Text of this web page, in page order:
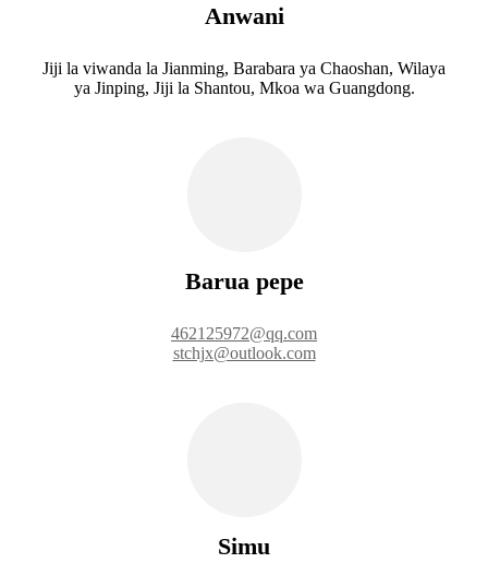
Anwani
Jiji la viwanda la Jianming, Barabara ya Chaoshan, Wilaya
ya Jinping, Jiji la Shantou, Mkoa wa Guangdong.
Barua pepe
462125972@qq.com
stchjx@outlook.com
Simu